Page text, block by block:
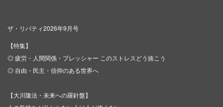
ザ・リバティ2026年9月号
【特集】
◎ 疲労・人間関係・プレッシャー このストレスどう抜こう
◎ 自由・民主・信仰のある世界へ
【大川隆法・未来への羅針盤】